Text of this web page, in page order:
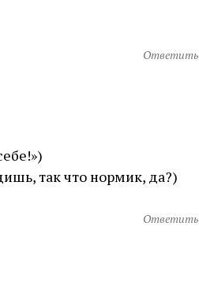
Ответить
так что нормик, да?)
Ответить